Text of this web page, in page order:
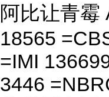
阿比让青霉
18565
=IMI
3446